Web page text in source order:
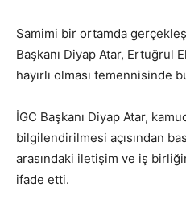
Samimi bir ortamda
Başkanı Diyap Atar, Ertuğrul
hayırlı olması temennisinde
İGC Başkanı Diyap Atar,
bilgilendirilmesi açısından
arasındaki iletişim ve iş
ifade etti.